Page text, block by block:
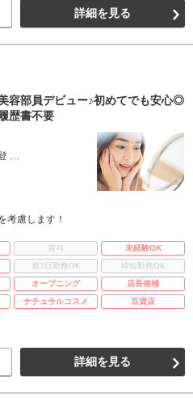
詳細を見る
容部員デビュー♪初めてでも安心◎
歴書不要
…
慮します！
賞与
未経験OK
週3日勤務OK
時短勤務OK
オープニング
店長候補
ナチュラルコスメ 百貨店
詳細を見る